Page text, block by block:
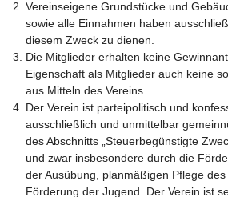
Vereinseigene Grundstücke und
sowie alle Einnahmen haben
diesem Zweck zu dienen.
Die Mitglieder erhalten keine
Eigenschaft als Mitglieder auch keine
aus Mitteln des Vereins.
Der Verein ist parteipolitisch und
ausschließlich und unmittelbar
des Abschnitts „Steuerbegünstigte
und zwar insbesondere durch die
der Ausübung, planmäßigen Pflege
Förderung der Jugend. Der Verein ist